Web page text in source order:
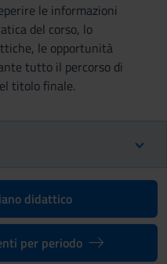
le informazioni
del corso, lo
le opportunità
tutto il percorso di
titolo finale.
didattico
per periodo